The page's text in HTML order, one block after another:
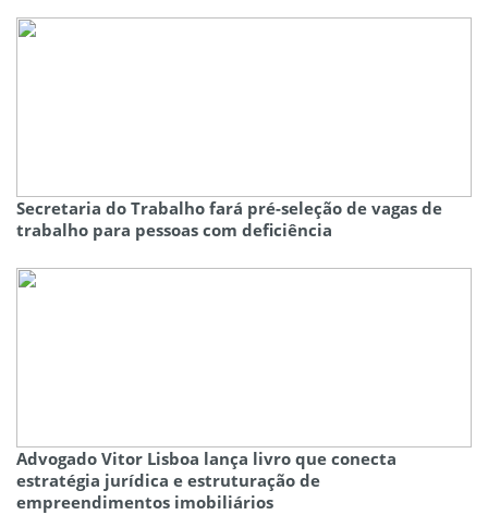
Secretaria do Trabalho fará pré-seleção de vagas de
trabalho para pessoas com deficiência
Advogado Vitor Lisboa lança livro que conecta
estratégia jurídica e estruturação de
empreendimentos imobiliários